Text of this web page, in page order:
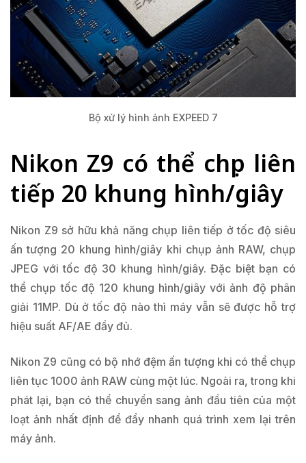
Bộ xử lý hình ảnh EXPEED 7
Nikon Z9 có thể chụp liên
tiếp 20 khung hình/giây
Nikon Z9 sở hữu khả năng chụp liên tiếp ở tốc độ siêu
ấn tượng 20 khung hình/giây khi chụp ảnh RAW, chụp
JPEG với tốc độ 30 khung hình/giây. Đặc biệt bạn có
thể chụp tốc độ 120 khung hình/giây với ảnh độ phân
giải 11MP. Dù ở tốc độ nào thì máy vẫn sẽ được hỗ trợ
hiệu suất AF/AE đầy đủ.
Nikon Z9 cũng có bộ nhớ đệm ấn tượng khi có thể chụp
liên tục 1000 ảnh RAW cùng một lúc. Ngoài ra, trong khi
phát lại, bạn có thể chuyển sang ảnh đầu tiên của một
loạt ảnh nhất định để đẩy nhanh quá trình xem lại trên
máy ảnh.